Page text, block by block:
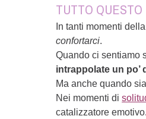
TUTTO
In tanti momenti
confortarci.
Quando ci sentiamo
intrappolate un po’
Ma anche quando
Nei momenti di
catalizzatore emotivo.